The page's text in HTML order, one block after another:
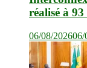
réalisé à
06/08/202606/